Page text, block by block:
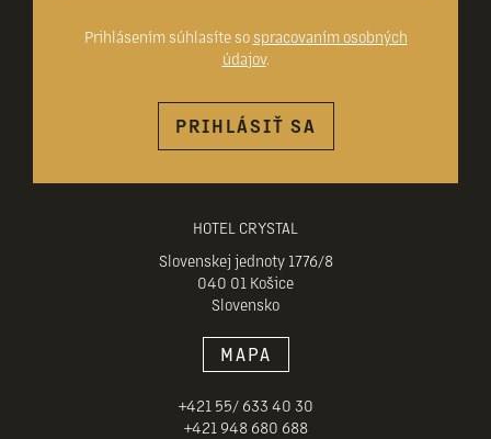
HOTEL CRYSTAL
Slovenskej jednoty 1776/8
040 01 Košice
Slovensko
MAPA
+421 55/ 633 40 30
+421 948 680 688
Prihlásením súhlasíte so spracovaním osobných
údajov.
PRIHLÁSIŤ SA